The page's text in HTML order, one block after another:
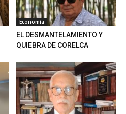
Economía
EL DESMANTELAMIENTO Y
QUIEBRA DE CORELCA